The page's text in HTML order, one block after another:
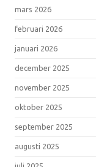
mars 2026
februari 2026
januari 2026
december 2025
november 2025
oktober 2025
september 2025
augusti 2025